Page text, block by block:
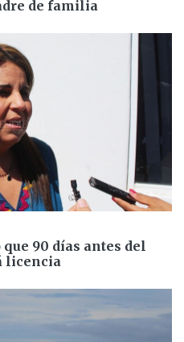
de familia
90 días antes del
licencia